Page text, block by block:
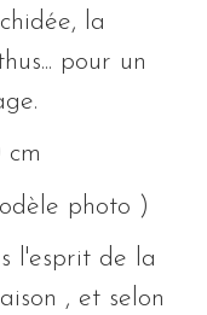
la
pour un
photo )
l'esprit de la
, et selon